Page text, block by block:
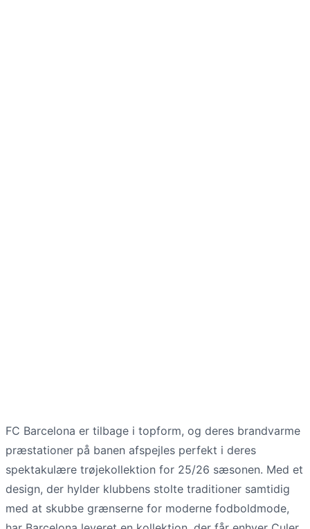
FC Barcelona er tilbage i topform, og deres brandvarme
præstationer på banen afspejles perfekt i deres
spektakulære trøjekollektion for 25/26 sæsonen. Med et
design, der hylder klubbens stolte traditioner samtidig
med at skubbe grænserne for moderne fodboldmode,